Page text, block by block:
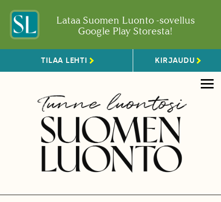
Lataa Suomen Luonto -sovellus
Google Play Storesta!
TILAA LEHTI KIRJAUDU